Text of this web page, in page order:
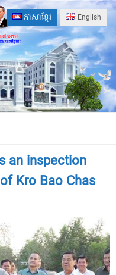
ភាសាខ្មែរ English
an inspection
Kro Bao Chas